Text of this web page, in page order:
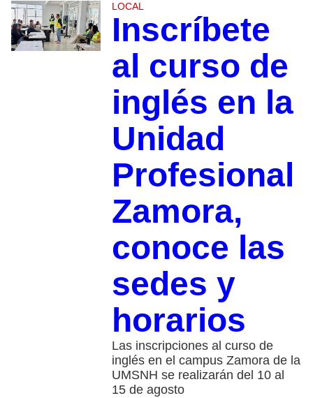
LOCAL
Inscríbete
al curso de
inglés en la
Unidad
Profesional
Zamora,
conoce las
sedes y
horarios
Las inscripciones al curso de
inglés en el campus Zamora de la
UMSNH se realizarán del 10 al
15 de agosto